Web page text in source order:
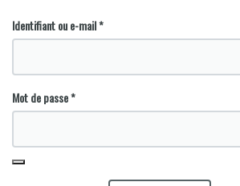
Identifiant ou e-mail*Obligatoire
Mot de passe*Obligatoire